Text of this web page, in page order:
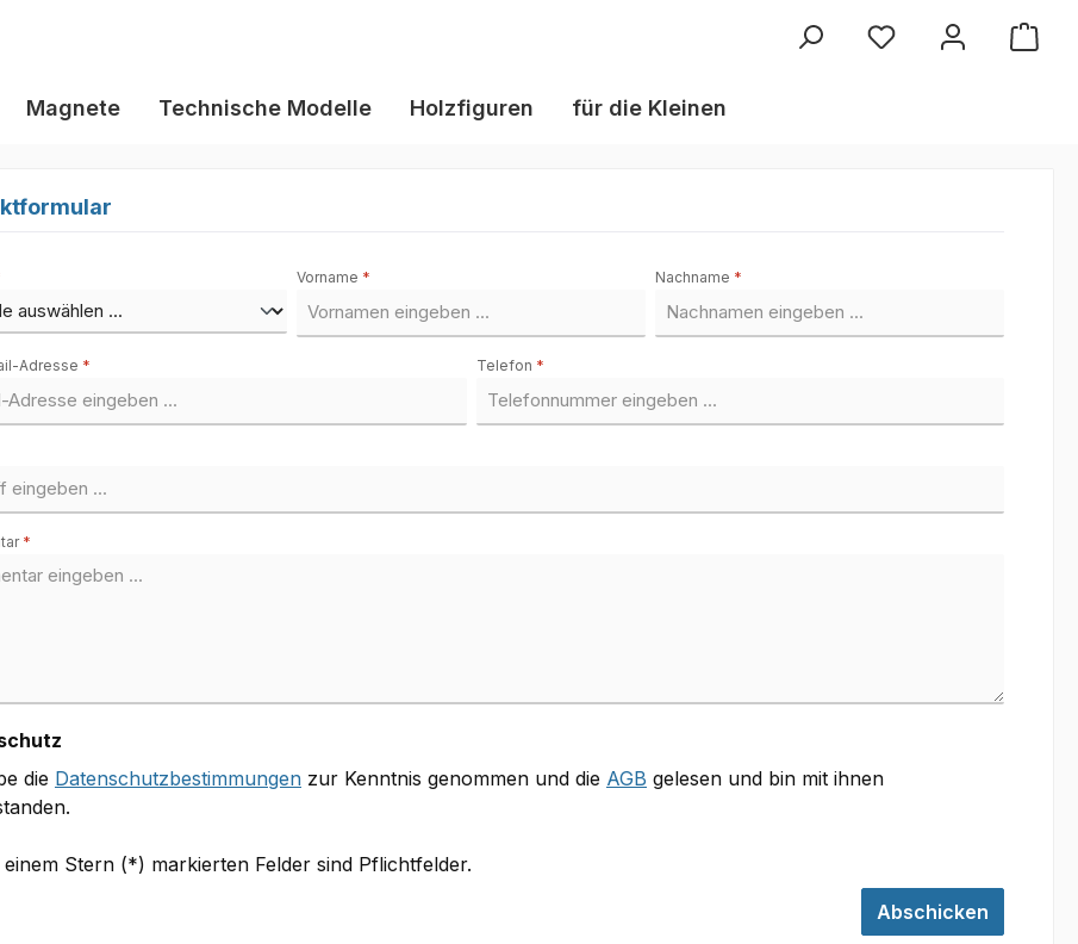
Du hast 0 Produkte
Magnete Technische Modelle Holzfiguren für die Kleinen
Vorname * Nachname *
Adresse * Telefon *
*
die Datenschutzbestimmungen zur Kenntnis genommen und die AGB gelesen und bin mit ihnen
einem Stern (*) markierten Felder sind Pflichtfelder.
Abschicken